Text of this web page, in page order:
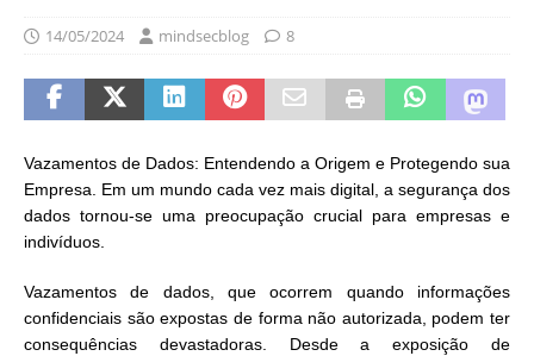
14/05/2024 mindsecblog 8
Vazamentos de Dados: Entendendo a Origem e Protegendo sua
Empresa. Em um mundo cada vez mais digital, a segurança dos
dados tornou-se uma preocupação crucial para empresas e
indivíduos.
Vazamentos de dados, que ocorrem quando informações
confidenciais são expostas de forma não autorizada, podem ter
consequências devastadoras. Desde a exposição de